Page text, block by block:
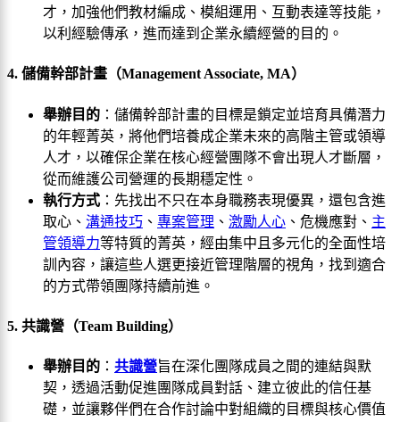
才，加強他們教材編成、模組運用、互動表達等技能，
以利經驗傳承，進而達到企業永續經營的目的。
4. 儲備幹部計畫（Management Associate, MA）
舉辦目的 ：儲備幹部計畫的目標是鎖定並培育具備潛力
的年輕菁英，將他們培養成企業未來的高階主管或領導
人才，以確保企業在核心經營團隊不會出現人才斷層，
從而維護公司營運的長期穩定性。
執行方式 ：先找出不只在本身職務表現優異，還包含進
取心、 溝通技巧 、 專案管理 、 激勵人心 、危機應對、 主
管領導力等特質的菁英，經由集中且多元化的全面性培
訓內容，讓這些人選更接近管理階層的視角，找到適合
的方式帶領團隊持續前進。
5. 共識營（Team Building）
舉辦目的 ： 共識營旨在深化團隊成員之間的連結與默
契，透過活動促進團隊成員對話、建立彼此的信任基
礎，並讓夥伴們在合作討論中對組織的目標與核心價值